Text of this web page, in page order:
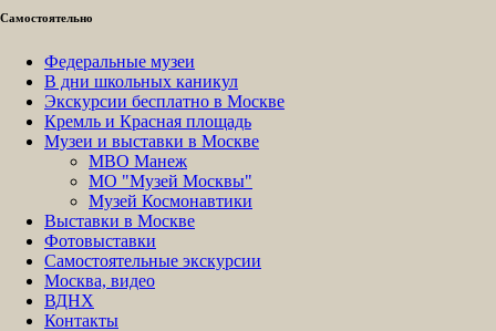
Самостоятельно
Федеральные музеи
В дни школьных каникул
Экскурсии бесплатно в Москве
Кремль и Красная площадь
Музеи и выставки в Москве
МВО Манеж
МО "Музей Москвы"
Музей Космонавтики
Выставки в Москве
Фотовыставки
Самостоятельные экскурсии
Москва, видео
ВДНХ
Контакты